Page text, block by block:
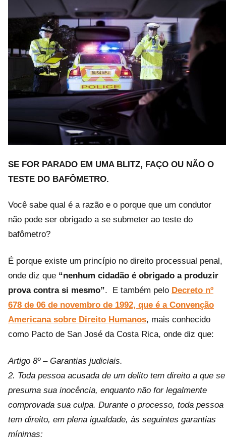
SE FOR PARADO EM UMA BLITZ, FAÇO OU NÃO O
TESTE DO BAFÔMETRO.
Você sabe qual é a razão e o porque que um condutor
não pode ser obrigado a se submeter ao teste do
bafômetro?
É porque existe um princípio no direito processual penal,
onde diz que “nenhum cidadão é obrigado a produzir
prova contra si mesmo”. E também pelo Decreto nº
678 de 06 de novembro de 1992, que é a Convenção
Americana sobre Direito Humanos, mais conhecido
como Pacto de San José da Costa Rica, onde diz que:
Artigo 8º – Garantias judiciais.
2. Toda pessoa acusada de um delito tem direito a que se
presuma sua inocência, enquanto não for legalmente
comprovada sua culpa. Durante o processo, toda pessoa
tem direito, em plena igualdade, às seguintes garantias
mínimas: